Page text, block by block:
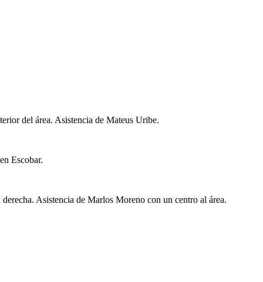
del área. Asistencia de Mateus Uribe.
Escobar.
Asistencia de Marlos Moreno con un centro al área.